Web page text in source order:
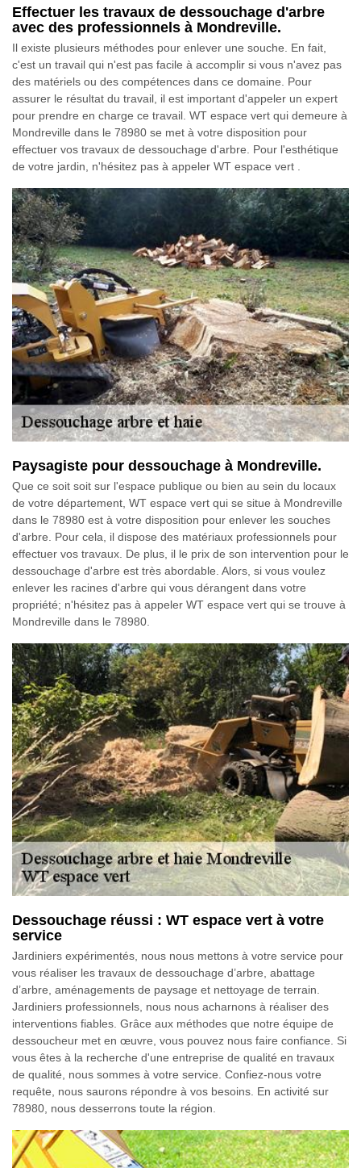
Effectuer les travaux de dessouchage d'arbre
avec des professionnels à Mondreville.
Il existe plusieurs méthodes pour enlever une souche. En fait,
c'est un travail qui n'est pas facile à accomplir si vous n'avez pas
des matériels ou des compétences dans ce domaine. Pour
assurer le résultat du travail, il est important d'appeler un expert
pour prendre en charge ce travail. WT espace vert qui demeure à
Mondreville dans le 78980 se met à votre disposition pour
effectuer vos travaux de dessouchage d'arbre. Pour l'esthétique
de votre jardin, n'hésitez pas à appeler WT espace vert .
Paysagiste pour dessouchage à Mondreville.
Que ce soit soit sur l'espace publique ou bien au sein du locaux
de votre département, WT espace vert qui se situe à Mondreville
dans le 78980 est à votre disposition pour enlever les souches
d'arbre. Pour cela, il dispose des matériaux professionnels pour
effectuer vos travaux. De plus, il le prix de son intervention pour le
dessouchage d'arbre est très abordable. Alors, si vous voulez
enlever les racines d'arbre qui vous dérangent dans votre
propriété; n'hésitez pas à appeler WT espace vert qui se trouve à
Mondreville dans le 78980.
Dessouchage réussi : WT espace vert à votre
service
Jardiniers expérimentés, nous nous mettons à votre service pour
vous réaliser les travaux de dessouchage d’arbre, abattage
d’arbre, aménagements de paysage et nettoyage de terrain.
Jardiniers professionnels, nous nous acharnons à réaliser des
interventions fiables. Grâce aux méthodes que notre équipe de
dessoucheur met en œuvre, vous pouvez nous faire confiance. Si
vous êtes à la recherche d'une entreprise de qualité en travaux
de qualité, nous sommes à votre service. Confiez-nous votre
requête, nous saurons répondre à vos besoins. En activité sur
78980, nous desserrons toute la région.